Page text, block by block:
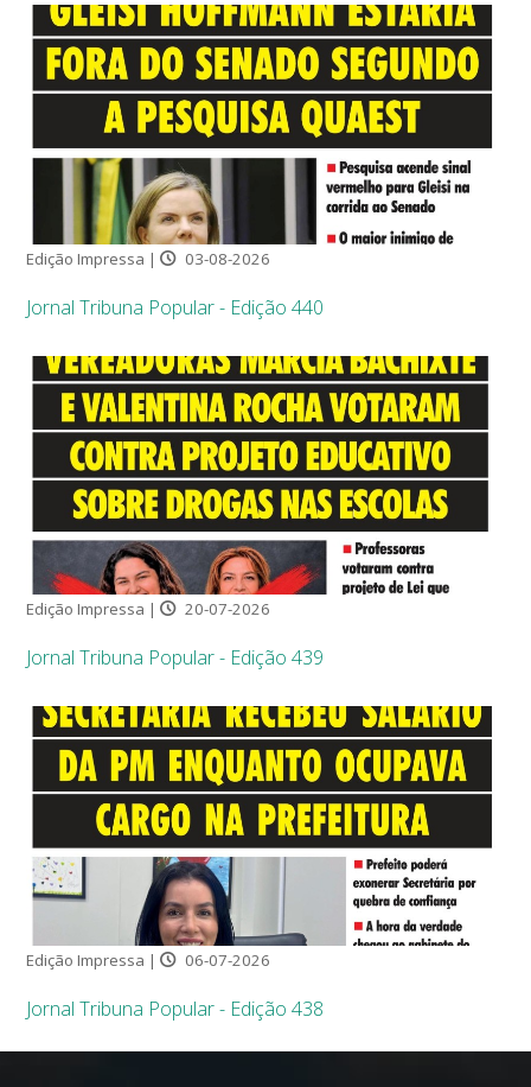
Edição Impressa | 03-08-2026
Jornal Tribuna Popular - Edição 440
Edição Impressa | 20-07-2026
Jornal Tribuna Popular - Edição 439
Edição Impressa | 06-07-2026
Jornal Tribuna Popular - Edição 438